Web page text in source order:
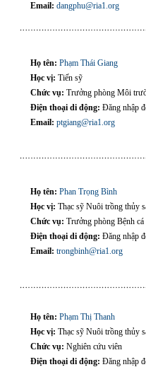
Email: dangphu@ria1.org
Họ tên: Phạm Thái Giang
Học vị: Tiến sỹ
Chức vụ: Trưởng phòng Môi
Điện thoại di động: Đăng nhập
Email: ptgiang@ria1.org
Họ tên: Phan Trọng Bình
Học vị: Thạc sỹ Nuôi trồng thủy
Chức vụ: Trưởng phòng Bệnh cá
Điện thoại di động: Đăng nhập
Email: trongbinh@ria1.org
Họ tên: Phạm Thị Thanh
Học vị: Thạc sỹ Nuôi trồng thủy
Chức vụ: Nghiên cứu viên
Điện thoại di động: Đăng nhập